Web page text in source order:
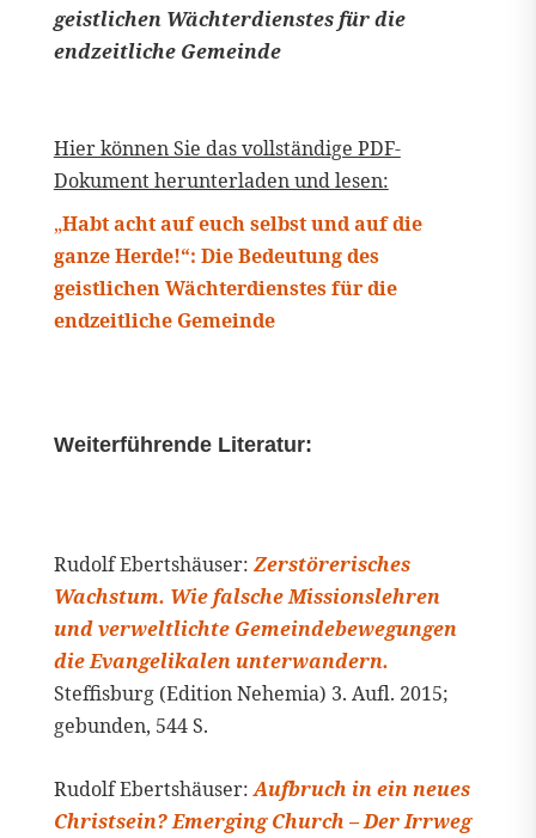
geistlichen Wächterdienstes für die
endzeitliche Gemeinde
Hier können Sie das vollständige PDF-
Dokument herunterladen und lesen:
„Habt acht auf euch selbst und auf die
ganze Herde!“: Die Bedeutung des
geistlichen Wächterdienstes für die
endzeitliche Gemeinde
Weiterführende Literatur:
Rudolf Ebertshäuser: Zerstörerisches
Wachstum. Wie falsche Missionslehren
und verweltlichte Gemeindebewegungen
die Evangelikalen unterwandern.
Steffisburg (Edition Nehemia) 3. Aufl. 2015;
gebunden, 544 S.
Rudolf Ebertshäuser:Aufbruch in ein neues
Christsein? Emerging Church – Der Irrweg